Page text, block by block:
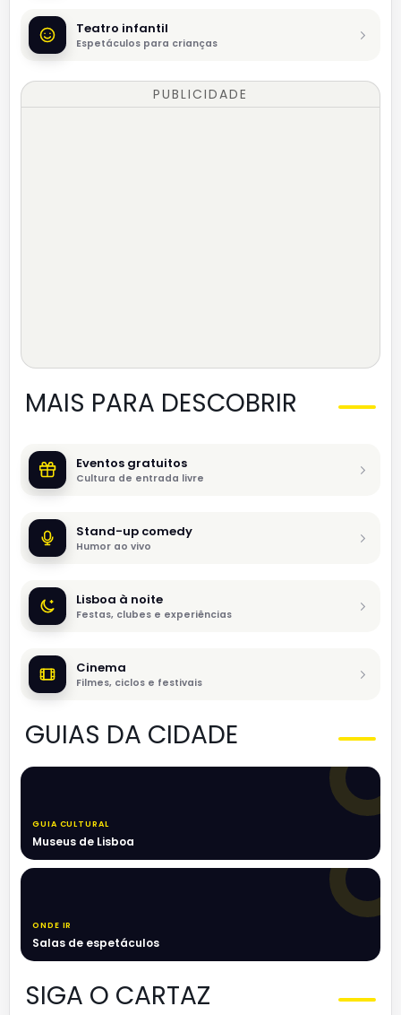
Teatro infantil
Espetáculos para crianças
PUBLICIDADE
MAIS PARA DESCOBRIR
Eventos gratuitos
Cultura de entrada livre
Stand-up comedy
Humor ao vivo
Lisboa à noite
Festas, clubes e experiências
Cinema
Filmes, ciclos e festivais
GUIAS DA CIDADE
GUIA CULTURAL
Museus de Lisboa
ONDE IR
Salas de espetáculos
SIGA O CARTAZ